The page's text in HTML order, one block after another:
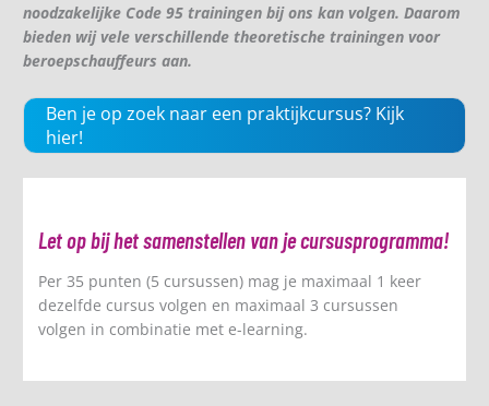
noodzakelijke Code 95 trainingen bij ons kan volgen. Daarom
bieden wij vele verschillende theoretische trainingen voor
beroepschauffeurs aan.
Ben je op zoek naar een praktijkcursus? Kijk
hier!
Let op bij het samenstellen van je cursusprogramma!
Per 35 punten (5 cursussen) mag je maximaal 1 keer
dezelfde cursus volgen en maximaal 3 cursussen
volgen in combinatie met e-learning.